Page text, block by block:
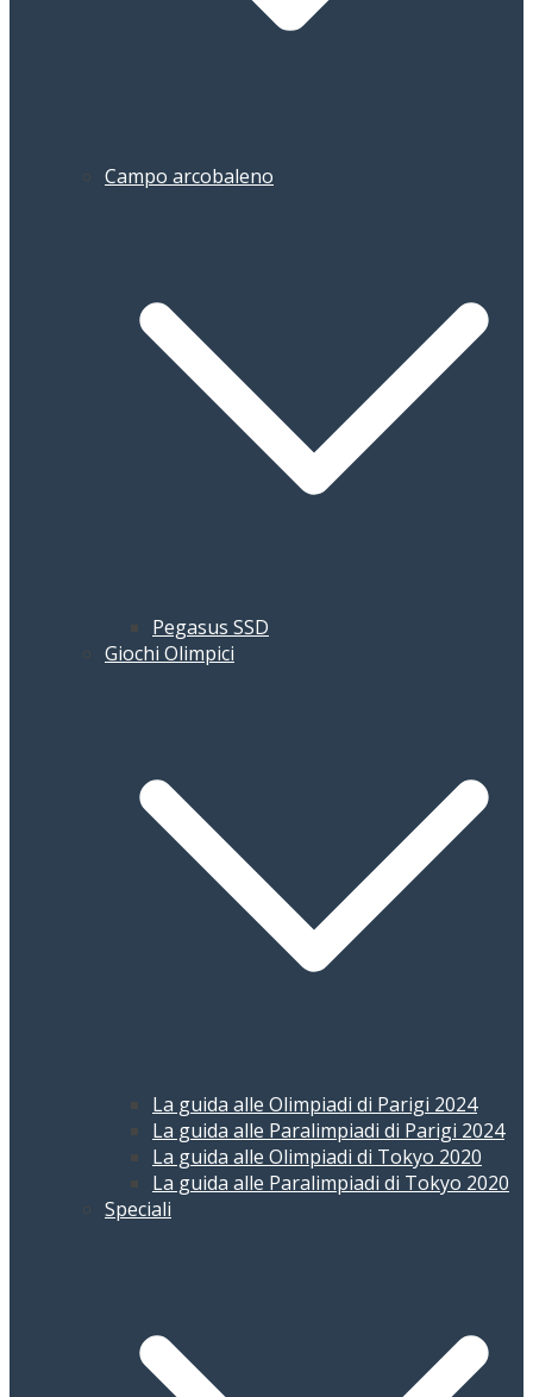
Campo arcobaleno
Pegasus SSD
Giochi Olimpici
La guida alle Olimpiadi di Parigi 2024
La guida alle Paralimpiadi di Parigi 2024
La guida alle Olimpiadi di Tokyo 2020
La guida alle Paralimpiadi di Tokyo 2020
Speciali